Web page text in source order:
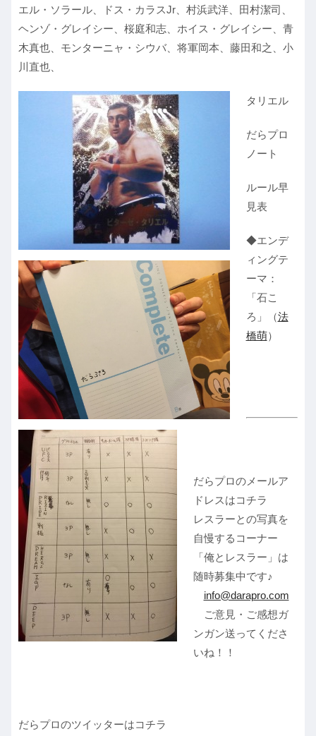
エル・ソラール、ドス・カラスJr、村浜武洋、田村潔司、
ヘンゾ・グレイシー、桜庭和志、ホイス・グレイシー、青
木真也、モンターニャ・シウバ、将軍岡本、藤田和之、小
川直也、
タリエル
だらプロ
ノート
ルール早
見表
◆エンデ
ィングテ
ーマ：
「石こ
ろ」（法
橋萌）
だらプロのメールア
ドレスはコチラ
レスラーとの写真を
自慢するコーナー
「俺とレスラー」は
随時募集中です♪
info@darapro.com
ご意見・ご感想ガ
ンガン送ってくださ
いね！！
だらプロのツイッターはコチラ